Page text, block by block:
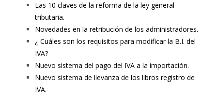
Las 10 claves de la reforma de la ley general
tributaria.
Novedades en la retribución de los administradores.
¿ Cuáles son los requisitos para modificar la B.I. del
IVA?
Nuevo sistema del pago del IVA a la importación.
Nuevo sistema de llevanza de los libros registro de
IVA.